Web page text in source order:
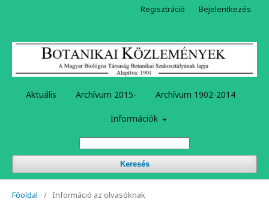
Aktuális Archívum 2015- Archívum 1902-2014
Információk
Keresés
Regisztráció Bejelentkezés
Főoldal / Információ az olvasóknak